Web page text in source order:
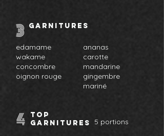
3 GARNITURES
edamame
wakame
concombre
oignon rouge
ananas
carotte
mandarine
gingembre
mariné
4
top
GARNITURES
5 portions